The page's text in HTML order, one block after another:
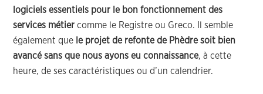
logiciels essentiels pour le bon fonctionnement des
services métier comme le Registre ou Greco. Il semble
également que le projet de refonte de Phèdre soit bien
avancé sans que nous ayons eu connaissance, à cette
heure, de ses caractéristiques ou d’un calendrier.